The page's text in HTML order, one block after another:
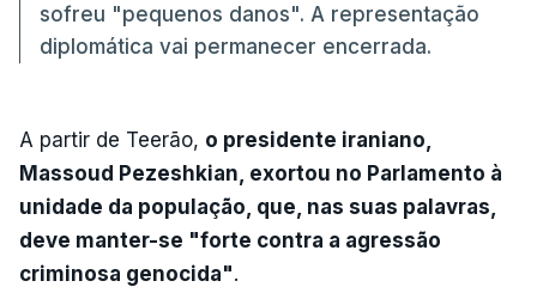
sofreu "pequenos danos". A representação
diplomática vai permanecer encerrada.
A partir de Teerão, o presidente iraniano,
Massoud Pezeshkian, exortou no Parlamento à
unidade da população, que, nas suas palavras,
deve manter-se "forte contra a agressão
criminosa genocida".